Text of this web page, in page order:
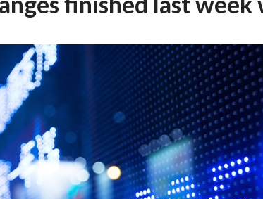
care...
15/07/2026
04/08/2026
2026
pri... 04/08/2026